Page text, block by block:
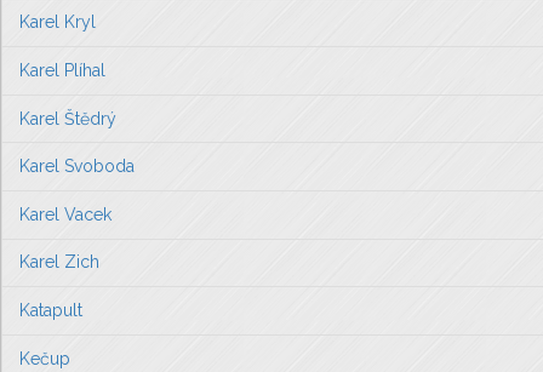
Karel Kryl
Karel Plíhal
Karel Štědrý
Karel Svoboda
Karel Vacek
Karel Zich
Katapult
Kečup